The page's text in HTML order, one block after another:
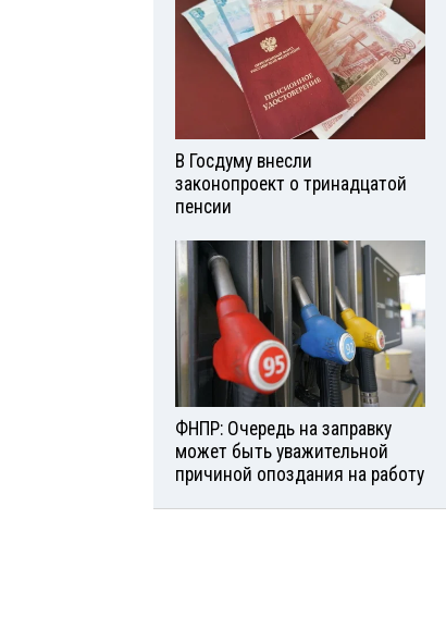
В Госдуму внесли
законопроект о тринадцатой
пенсии
ФНПР: Очередь на заправку
может быть уважительной
причиной опоздания на работу